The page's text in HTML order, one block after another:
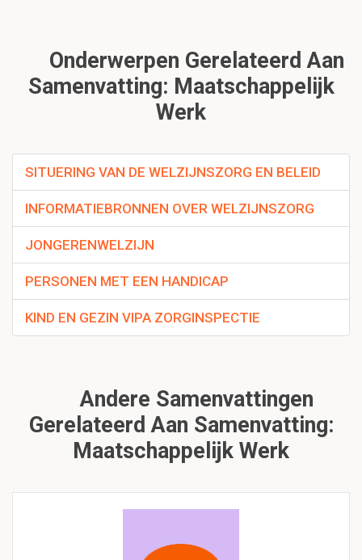
Onderwerpen Gerelateerd Aan
Samenvatting: Maatschappelijk
Werk
SITUERING VAN DE WELZIJNSZORG EN BELEID
INFORMATIEBRONNEN OVER WELZIJNSZORG
JONGERENWELZIJN
PERSONEN MET EEN HANDICAP
KIND EN GEZIN VIPA ZORGINSPECTIE
Andere Samenvattingen
Gerelateerd Aan Samenvatting:
Maatschappelijk Werk